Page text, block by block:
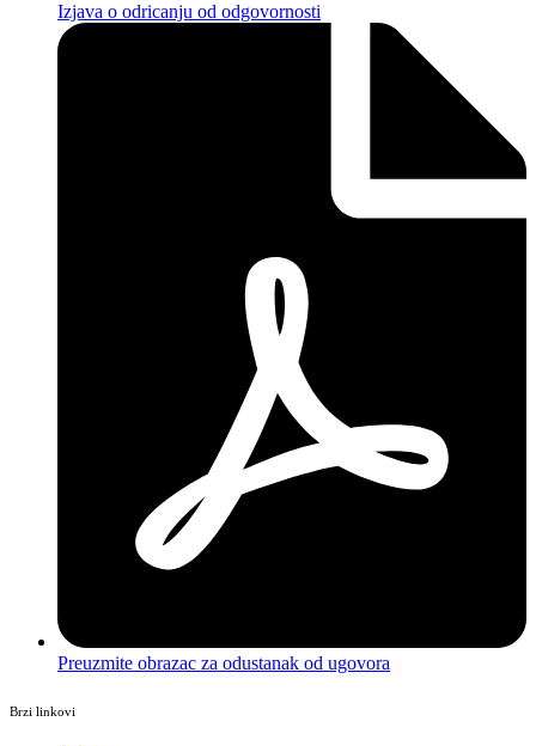
Izjava o odricanju od odgovornosti
Preuzmite obrazac za odustanak od ugovora
Brzi linkovi